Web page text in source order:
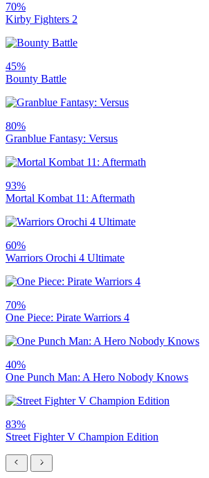
70%
Kirby Fighters 2
45%
Bounty Battle
80%
Granblue Fantasy: Versus
93%
Mortal Kombat 11: Aftermath
60%
Warriors Orochi 4 Ultimate
70%
One Piece: Pirate Warriors 4
40%
One Punch Man: A Hero Nobody Knows
83%
Street Fighter V Champion Edition